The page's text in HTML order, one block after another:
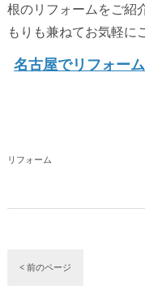
根のリフォームをご紹
もりも兼ねてお気軽に
名古屋でリフォー
リフォーム
< 前のページ